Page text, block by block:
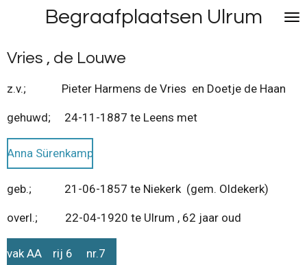
naar
de
hoofdinhoud
Begraafplaatsen Ulrum
Vries , de Louwe
z.v.; Pieter Harmens de Vries en Doetje de Haan
gehuwd; 24-11-1887 te Leens met
Anna Sürenkamp
geb.; 21-06-1857 te Niekerk (gem. Oldekerk)
overl.; 22-04-1920 te Ulrum , 62 jaar oud
vak AA rij 6 nr.7